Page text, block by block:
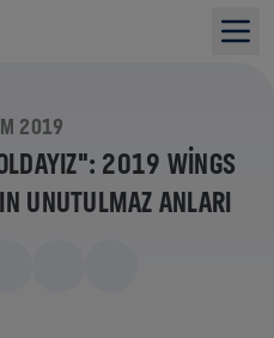
2019
2019 WINGS
UNUTULMAZ ANLARI